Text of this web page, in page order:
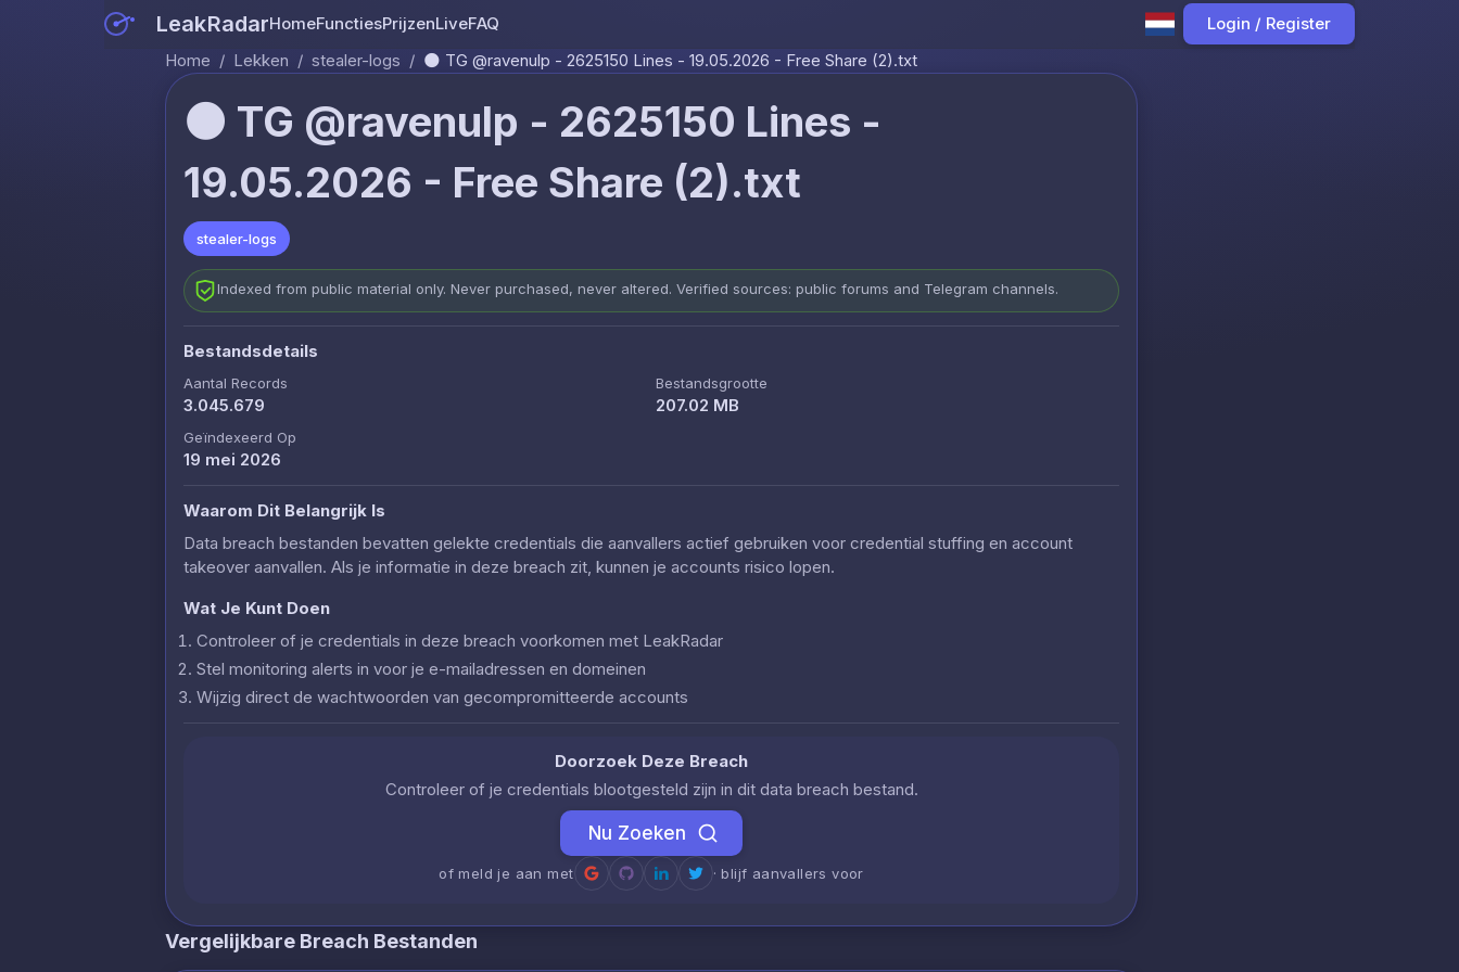
LeakRadarHomeFunctiesPrijzenLiveFAQ
Login / Register
Home / Lekken / stealer-logs / 🌑 TG @ravenulp - 2625150 Lines - 19.05.2026 - Free Share (2).txt
🌑 TG @ravenulp - 2625150 Lines -
19.05.2026 - Free Share (2).txt
stealer-logs
Indexed from public material only. Never purchased, never altered. Verified sources: public forums and Telegram channels.
Bestandsdetails
Aantal Records
3.045.679
Bestandsgrootte
207.02 MB
Geïndexeerd Op
19 mei 2026
Waarom Dit Belangrijk Is
Data breach bestanden bevatten gelekte credentials die aanvallers actief gebruiken voor credential stuffing en account
takeover aanvallen. Als je informatie in deze breach zit, kunnen je accounts risico lopen.
Wat Je Kunt Doen
Controleer of je credentials in deze breach voorkomen met LeakRadar
Stel monitoring alerts in voor je e-mailadressen en domeinen
Wijzig direct de wachtwoorden van gecompromitteerde accounts
Doorzoek Deze Breach
Controleer of je credentials blootgesteld zijn in dit data breach bestand.
Nu Zoeken
of meld je aan met · blijf aanvallers voor
Vergelijkbare Breach Bestanden